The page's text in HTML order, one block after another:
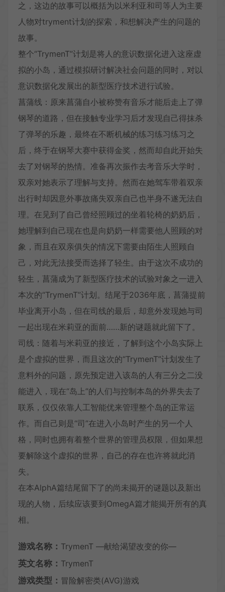
之，这边的故事可以概括为以米利亚和司等人为主要
人物对tryment计划的探索，和想解决产生的问题的
故事。
整个“TrymenT”计划是将人的意识数据化进入这座虚
拟的小岛，通过模拟研讨解决社会问题的同时，对以
意识数据化发展出的新型医疗技术进行试验。
菖蒲线：原来菖蒲自小被称赞有音乐才能后走上了弹
钢琴的道路，但在接触专业学习后才发现自己得抹杀
了弹琴的乐趣，最终在不断机械的练习练习练习之
后，终于在钢琴大赛中获得金奖，然而却自此开始失
去了对钢琴的热情。准备再次振作去考音乐大学时，
双亲对她表示了理解与支持。然而在她驾车带着双亲
出行时却因意外事故痛失双亲自己也半身不遂无法自
理。在见到了自己曾经照顾过的坐着轮椅的奶奶后，
她理解到自己现在也是向奶奶一样需要他人照顾的对
象，而且在双亲俱失的情况下需要由陌生人照顾自
己，对此无法接受而选择了轻生。由于这次不成功的
轻生，菖蒲成为了新型医疗技术的试验对象之一进入
本次的“TrymenT”计划。结尾于2036年底，菖蒲提前
毕业离开小岛，但在司线的最后，却意外发现她与司
一起出现在米莉亚的面前……新的谜题就此留下了。
司线：随着与米莉亚的接近，了解到这个小岛实际上
是个虚拟的世界，而且这次的“TrymenT”计划发生了
意料外的问题，原先预定进入该岛的人有三分之二没
能进入，现在“岛上”的人们与控制本岛的外界失去了
联系，仅仅依靠人工智能优来管理整个岛的正常运
作。而自己则是“司”在进入小岛时产生的另一个人
格，同时也拥有着整个世界的管理员权限，但如果想
要解除这个虚拟的世界，自己的存在也许将就此消
失。
在本AlphA篇结尾留下了的尚未揭开的谜题以及新出
现的人物，后续应该要到OmegA篇才能揭开所有的真
相。
游戏名称： TrymenT ―献给渴望改变的你―
英文名称： TrymenT
游戏类型： 冒险解密类(AVG)游戏